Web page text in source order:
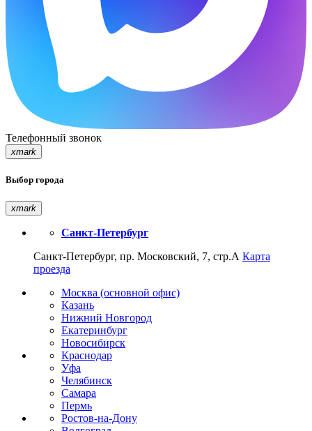
Телефонный звонок
xmark
Выбор города
xmark
Санкт-Петербург
Санкт-Петербург, пр. Московский, 7, стр.А Карта
проезда
Москва (основной офис)
Казань
Нижний Новгород
Екатеринбург
Новосибирск
Краснодар
Уфа
Челябинск
Самара
Пермь
Ростов-на-Дону